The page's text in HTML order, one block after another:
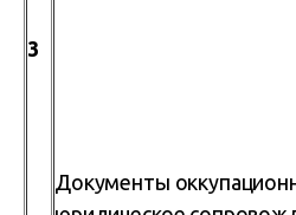
3
Документы